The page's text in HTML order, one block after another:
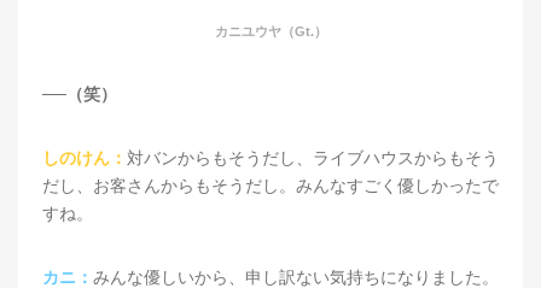
カニユウヤ（Gt.）
──（笑）
しのけん： 対バンからもそうだし、ライブハウスからもそう
だし、お客さんからもそうだし。みんなすごく優しかったで
すね。
カニ： みんな優しいから、申し訳ない気持ちになりました。